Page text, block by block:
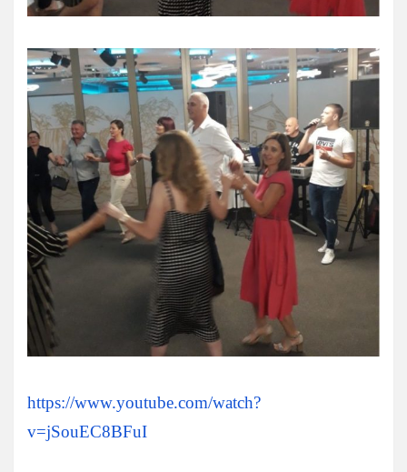
https://www.youtube.com/watch?
v=jSouEC8BFuI